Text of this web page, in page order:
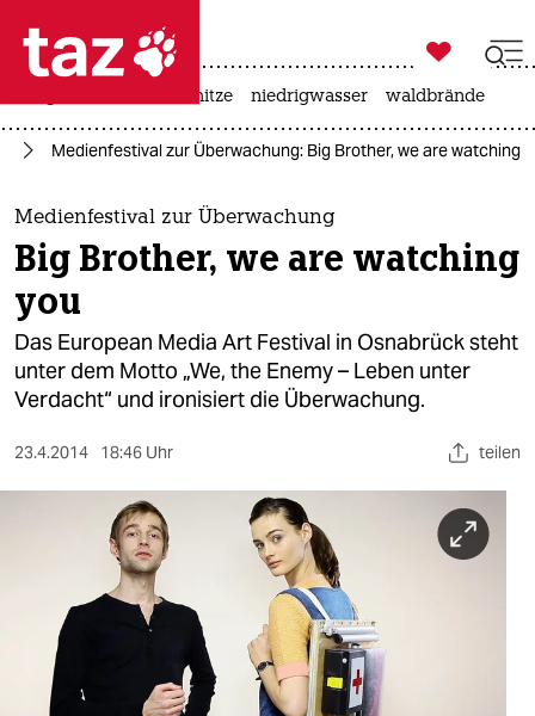
 taz zahl ich
taz zahl ich
themen
politik
öko
gesellschaft
sport
wahrheit
verlag

taz zahl ich
hitze niedrigwasser waldbrände
Medienfestival zur Überwachung: Big Brother, we are watching
Medienfestival zur Überwachung
Big Brother, we are watching
you
Das European Media Art Festival in Osnabrück steht
unter dem Motto „We, the Enemy – Leben unter
Verdacht“ und ironisiert die Überwachung.
23.4.2014 18:46 Uhr teilen